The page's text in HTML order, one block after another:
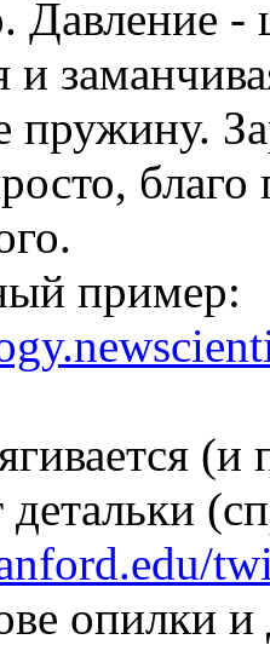
Давление
и
пример:
(и
детальки
опилки